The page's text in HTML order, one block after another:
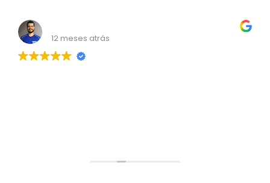
12 meses atrás